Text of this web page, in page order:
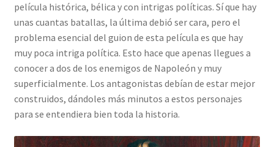
película histórica, bélica y con intrigas políticas. Sí que hay
unas cuantas batallas, la última debió ser cara, pero el
problema esencial del guion de esta película es que hay
muy poca intriga política. Esto hace que apenas llegues a
conocer a dos de los enemigos de Napoleón y muy
superficialmente. Los antagonistas debían de estar mejor
construidos, dándoles más minutos a estos personajes
para se entendiera bien toda la historia.